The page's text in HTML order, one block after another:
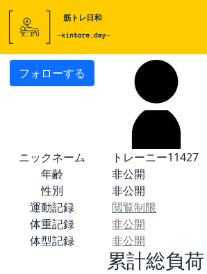
フォローする
ニックネーム
トレーニー11427
年齢
非公開
性別
非公開
運動記録
閲覧制限
体重記録
非公開
体型記録
非公開
累計総負荷